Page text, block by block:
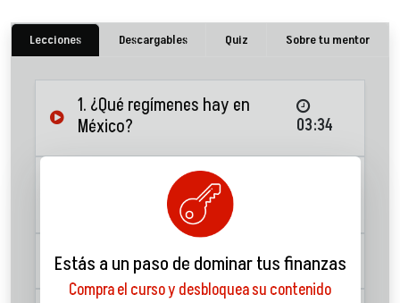
Lecciones Descargables Quiz Sobre tu mentor
1. ¿Qué regímenes hay en
México?
03:34
2. Bienes mancomunados o
sociedad conyugal
3. Separación de Bienes 04:26
Estás a un paso de dominar tus finanzas
Compra el curso y desbloquea su contenido